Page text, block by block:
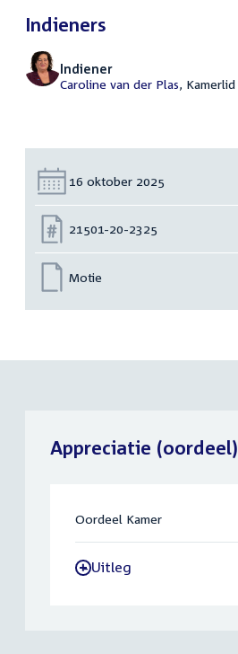
Indieners
Indiener
Caroline van der Plas, Kamerlid
Datum:
16 oktober 2025
Nummer:
21501-20-2325
Motie
Appreciatie (oordeel)
Oordeel Kamer
-Uitleg